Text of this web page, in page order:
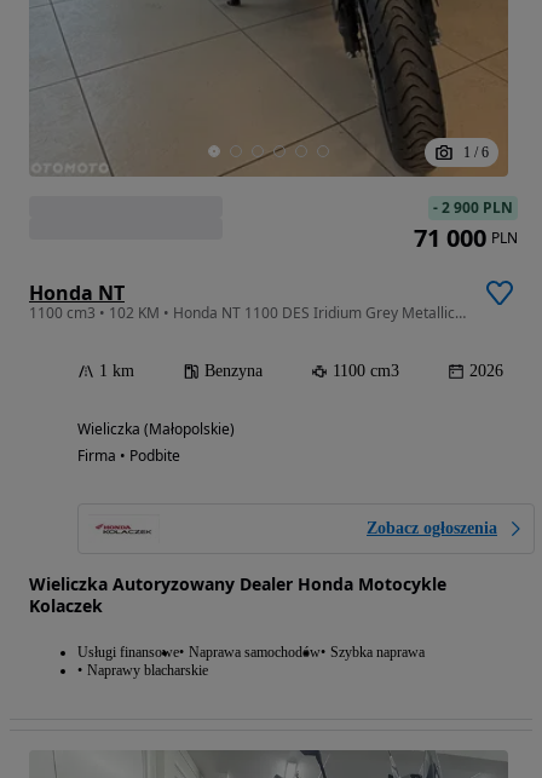
1 / 6
Honda NT
1100 cm3 • 102 KM • Honda NT 1100 DES Iridium Grey Metallic model 2026
1 km Benzyna 1100 cm3 2026
Wieliczka (Małopolskie)
Firma • Podbite
Zobacz ogłoszenia
Wieliczka Autoryzowany Dealer Honda Motocykle
Kolaczek
Usługi finansowe Naprawa samochodów Szybka naprawa
Naprawy blacharskie
-2 900 PLN
71 000 PLN